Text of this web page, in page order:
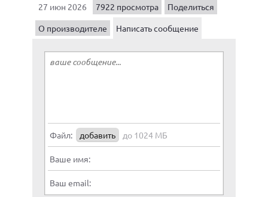
27 июн 2026 7922 просмотра
Поделиться
О производителе
Написать сообщение
Файл: добавить до 1024 МБ
Ваше имя:
Ваш email: